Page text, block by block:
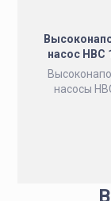
насос НВС
насосы